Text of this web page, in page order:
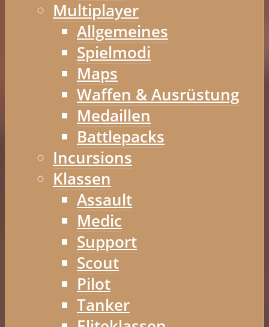
Multiplayer
Allgemeines
Spielmodi
Maps
Waffen & Ausrüstung
Medaillen
Battlepacks
Incursions
Klassen
Assault
Medic
Support
Scout
Pilot
Tanker